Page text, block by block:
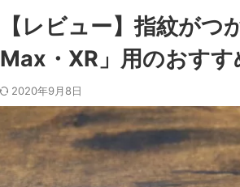
【レビュー】指紋が
Max・XR」用のおす
2020年9月8日